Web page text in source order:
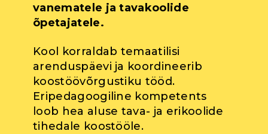
vanematele ja tavakoolide
õpetajatele.
Kool korraldab temaatilisi
arenduspäevi ja koordineerib
koostöövõrgustiku tööd.
Eripedagoogiline kompetents
loob hea aluse tava- ja erikoolide
tihedale koostööle.